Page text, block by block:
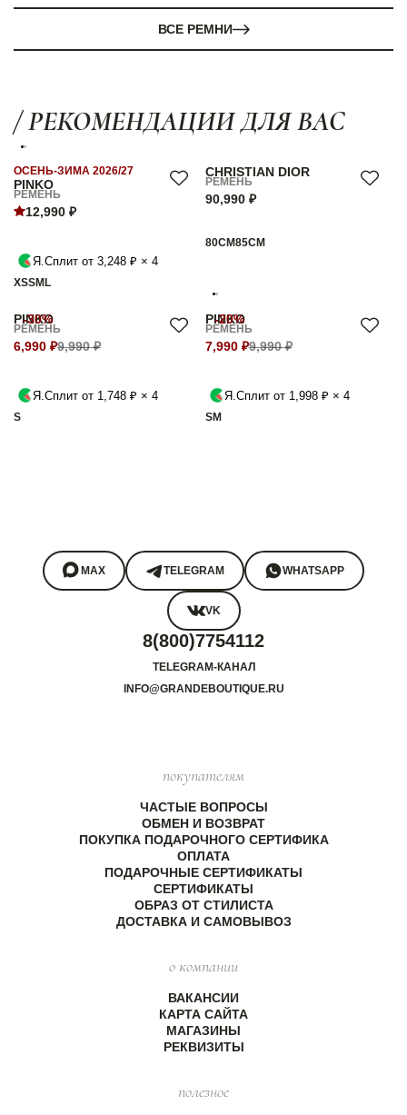
ВСЕ РЕМНИ
/ РЕКОМЕНДАЦИИ ДЛЯ ВАС
PINKO
ОСЕНЬ-ЗИМА 2026/27
РЕМЕНЬ
12,990 ₽
Я.Сплит от 3,248 ₽ × 4
XSSM L
CHRISTIAN DIOR
РЕМЕНЬ
90,990 ₽
80СМ85СМ
-30%
PINKO
РЕМЕНЬ
6,990 ₽9,990 ₽
Я.Сплит от 1,748 ₽ × 4
S
-20%
PINKO
РЕМЕНЬ
7,990 ₽9,990 ₽
Я.Сплит от 1,998 ₽ × 4
SM
MAX TELEGRAM WHATSAPP
VK
8(800)7754112
TELEGRAM-КАНАЛ
INFO@GRANDEBOUTIQUE.RU
покупателям
ЧАСТЫЕ ВОПРОСЫ
ОБМЕН И ВОЗВРАТ
ПОКУПКА ПОДАРОЧНОГО СЕРТИФИКА
ОПЛАТА
ПОДАРОЧНЫЕ СЕРТИФИКАТЫ
СЕРТИФИКАТЫ
ОБРАЗ ОТ СТИЛИСТА
ДОСТАВКА И САМОВЫВОЗ
о компании
ВАКАНСИИ
КАРТА САЙТА
МАГАЗИНЫ
РЕКВИЗИТЫ
полезное